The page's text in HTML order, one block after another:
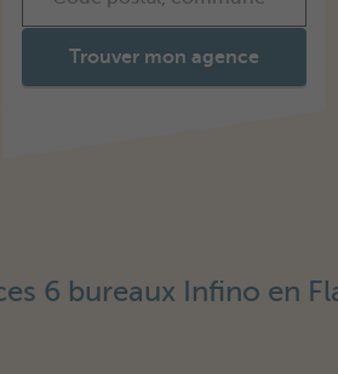
Trouver mon agence
6 bureaux Infino en